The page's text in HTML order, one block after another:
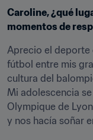
Caroline, ¿qué
momentos de
Aprecio el deporte
fútbol entre mis
cultura del
Mi adolescencia
Olympique de
y nos hacía soñar